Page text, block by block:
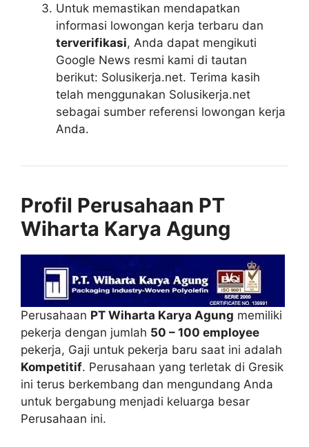
Untuk memastikan mendapatkan
informasi lowongan kerja terbaru dan
terverifikasi, Anda dapat mengikuti
Google News resmi kami di tautan
berikut: Solusikerja.net. Terima kasih
telah menggunakan Solusikerja.net
sebagai sumber referensi lowongan kerja
Anda.
Profil Perusahaan PT
Wiharta Karya Agung
Perusahaan PT Wiharta Karya Agung memiliki
pekerja dengan jumlah 50 – 100 employee
pekerja, Gaji untuk pekerja baru saat ini adalah
Kompetitif. Perusahaan yang terletak di Gresik
ini terus berkembang dan mengundang Anda
untuk bergabung menjadi keluarga besar
Perusahaan ini.